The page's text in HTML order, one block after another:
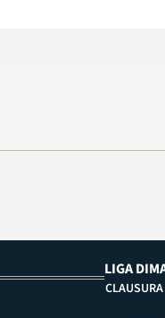
LIGA